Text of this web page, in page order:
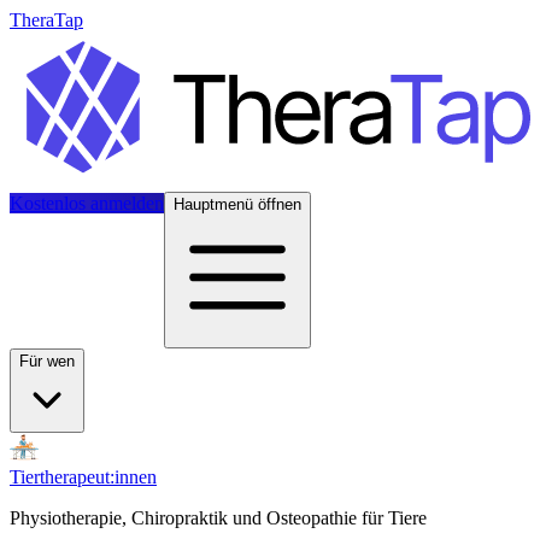
TheraTap
Kostenlos anmelden Hauptmenü öffnen
Für wen
Tiertherapeut:innen
Physiotherapie, Chiropraktik und Osteopathie für Tiere